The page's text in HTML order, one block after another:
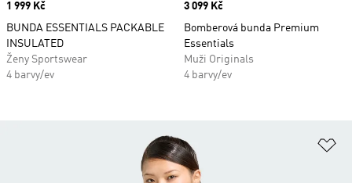
Price
1 999 Kč
BUNDA ESSENTIALS PACKABLE
INSULATED
Ženy Sportswear
4 barvy/ev
Price
3 099 Kč
Bomberová bunda Premium
Essentials
Muži Originals
4 barvy/ev